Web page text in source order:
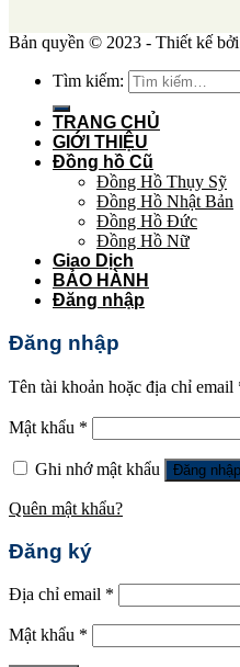
Bản quyền © 2023 - Thiết kế bởi
Tìm kiếm:
TRANG CHỦ
GIỚI THIỆU
Đồng hồ Cũ
Đồng Hồ Thụy Sỹ
Đồng Hồ Nhật Bản
Đồng Hồ Đức
Đồng Hồ Nữ
Giao Dịch
BẢO HÀNH
Đăng nhập
Đăng nhập
Tên tài khoản hoặc địa chỉ email
Mật khẩu *
Ghi nhớ mật khẩu Đăng nhập
Quên mật khẩu?
Đăng ký
Địa chỉ email *
Mật khẩu *